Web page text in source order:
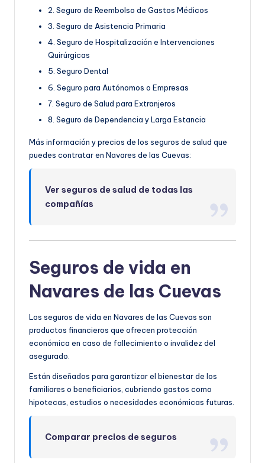
2. Seguro de Reembolso de Gastos Médicos
3. Seguro de Asistencia Primaria
4. Seguro de Hospitalización e Intervenciones
Quirúrgicas
5. Seguro Dental
6. Seguro para Autónomos o Empresas
7. Seguro de Salud para Extranjeros
8. Seguro de Dependencia y Larga Estancia
Más información y precios de los seguros de salud que
puedes contratar en Navares de las Cuevas:
Ver seguros de salud de todas las
compañías
Seguros de vida en
Navares de las Cuevas
Los seguros de vida en Navares de las Cuevas son
productos financieros que ofrecen protección
económica en caso de fallecimiento o invalidez del
asegurado.
Están diseñados para garantizar el bienestar de los
familiares o beneficiarios, cubriendo gastos como
hipotecas, estudios o necesidades económicas futuras.
Comparar precios de seguros